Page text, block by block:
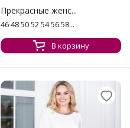
Прекрасные женс...
46 48 50 52 54 56 58...
В корзину